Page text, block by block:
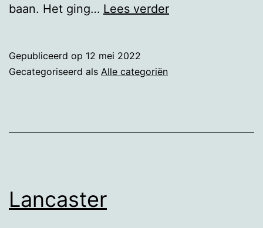
baan. Het ging… Lees verderYoutube
Gepubliceerd op 12 mei 2022
Gecategoriseerd als Alle categoriën
Lancaster